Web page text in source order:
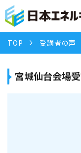
TOP 受講者の声
宮城仙台会場